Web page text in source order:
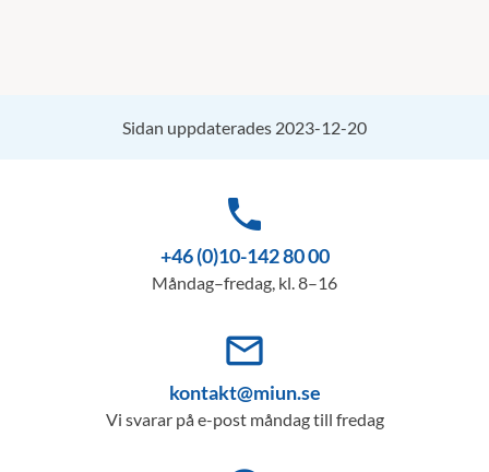
Sidan uppdaterades 2023-12-20
phone
+46 (0)10-142 80 00
Måndag–fredag, kl. 8–16
mail_outline
kontakt@miun.se
Vi svarar på e-post måndag till fredag